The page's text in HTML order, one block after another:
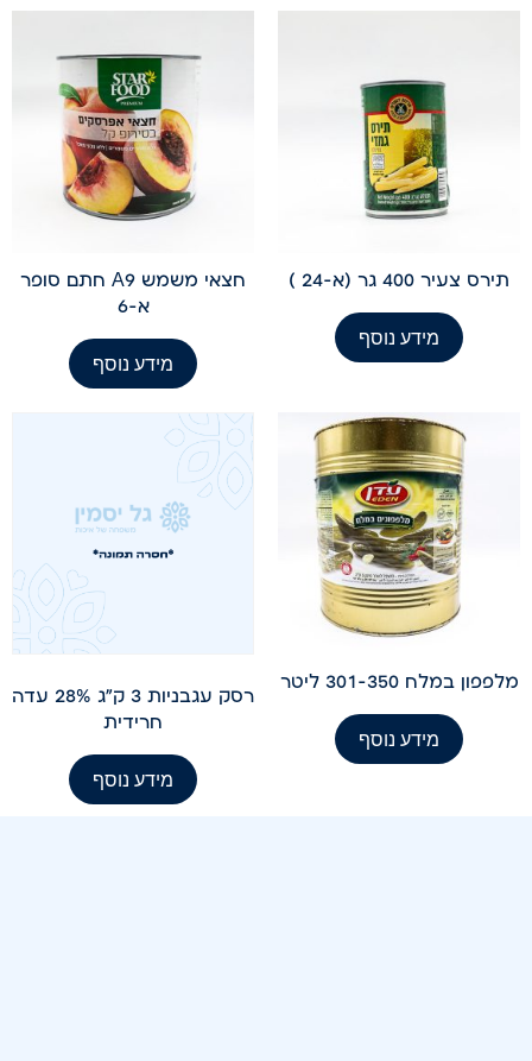
תירס צעיר 400 גר (א-24 )
מידע נוסף
חצאי משמש A9 חתם סופר
א-6
מידע נוסף
מלפפון במלח 301-350 ליטר
מידע נוסף
רסק עגבניות 3 ק"ג 28% עדה
חרידית
מידע נוסף